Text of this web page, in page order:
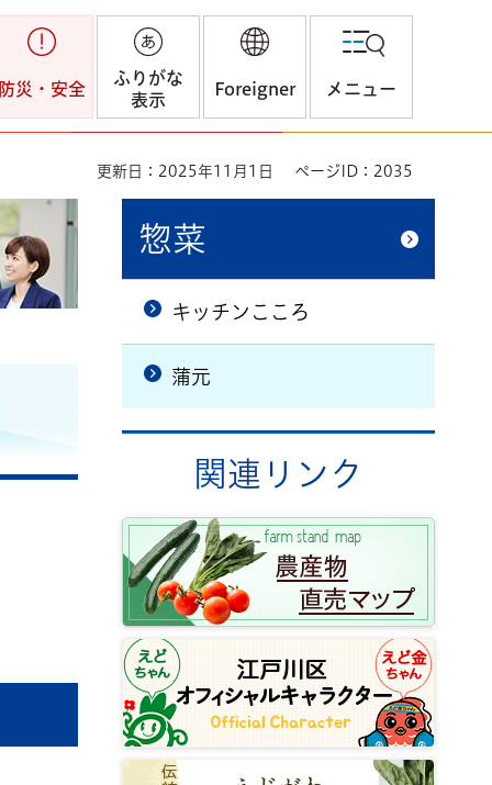
防災・安全
ふりがな
表示
Foreigner メニュー
更新日：2025年11月1日 ページID：2035
惣菜
キッチンこころ
蒲元
関連リンク